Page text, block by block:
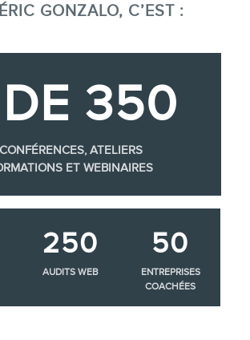
GONZALO, C’EST :
350
CONFÉRENCES, ATELIERS
ET WEBINAIRES
250
AUDITS WEB
50
ENTREPRISES
COACHÉES